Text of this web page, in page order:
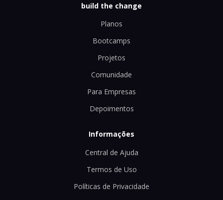
build the change
Planos
Bootcamps
Projetos
Comunidade
Para Empresas
Depoimentos
Informações
Central de Ajuda
Termos de Uso
Políticas de Privacidade